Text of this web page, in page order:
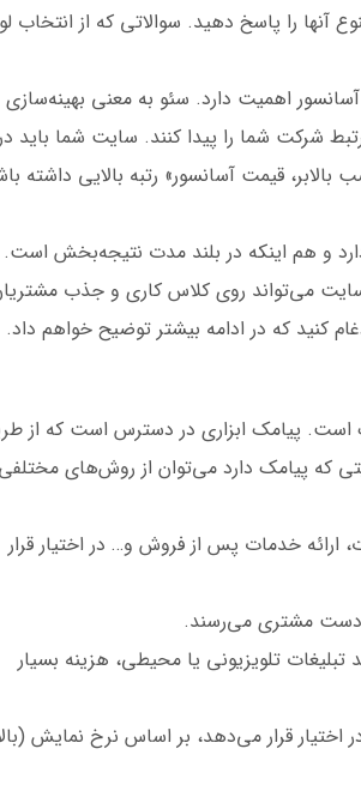
آنها را پاسخ دهید. سوالاتی که از انتخاب
اهمیت دارد. سئو به معنی بهینه‌سازی
شرکت شما را پیدا کنند. سایت شما باید در
قیمت آسانسور» رتبه بالایی داشته
و هم اینکه در بلند مدت نتیجه‌بخش است.
می‌تواند روی کلاس کاری و جذب
کنید که در ادامه بیشتر توضیح خواهم داد.
است. پیامک ابزاری در دسترس است که از
که پیامک دارد می‌توان از روش‌های مختلفی
ارائه خدمات پس از فروش و… در اختیار قرار
دست مشتری می‌رسند.
تلویزیونی یا محیطی، هزینه بسیار
اختیار قرار می‌دهد، بر اساس نرخ نمایش